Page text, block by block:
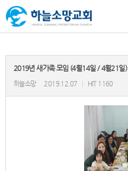
2019년 새가족 모임 (4월14일 / 4월21일)
하늘소망 2019.12.07 HIT 1160